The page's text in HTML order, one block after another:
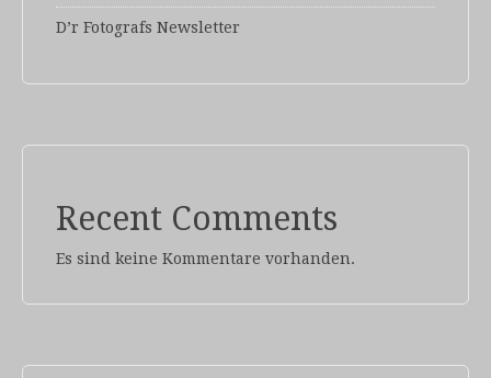
D’r Fotografs Newsletter
Recent Comments
Es sind keine Kommentare vorhanden.